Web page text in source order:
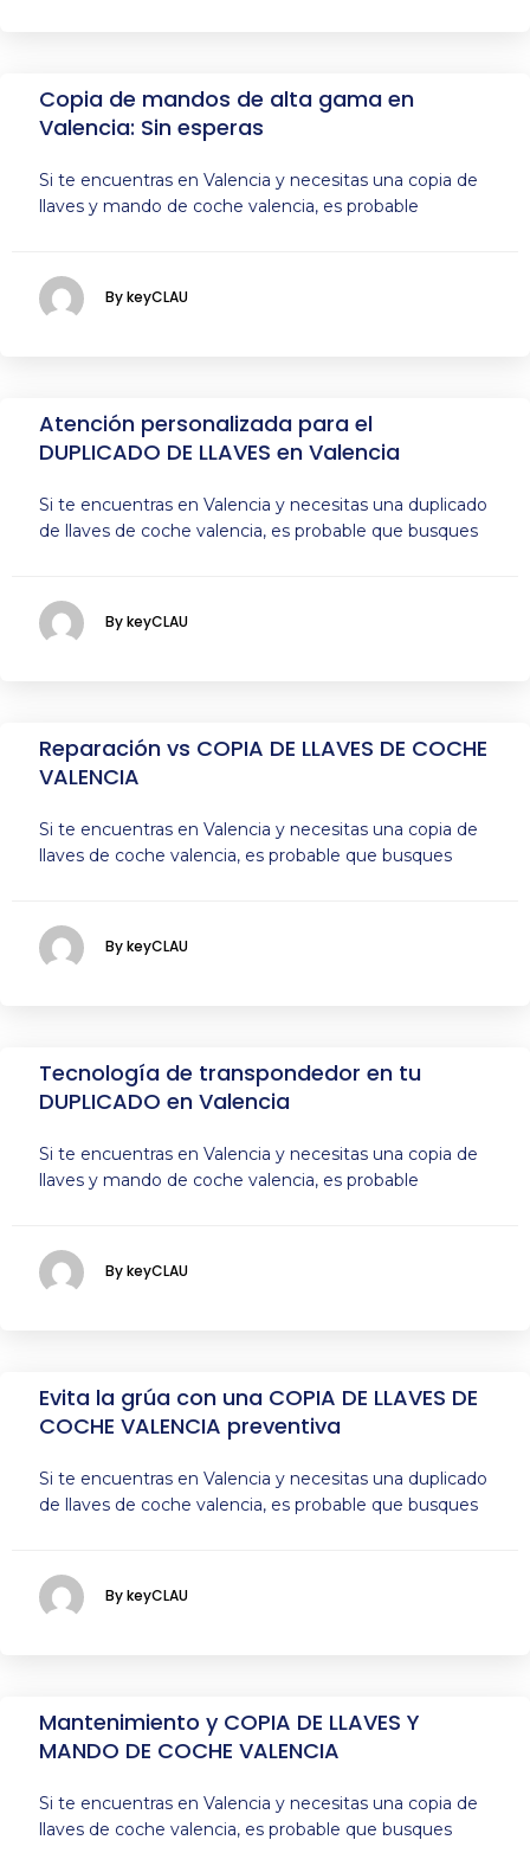
Copia de mandos de alta gama en
Valencia: Sin esperas
Si te encuentras en Valencia y necesitas una copia de
llaves y mando de coche valencia, es probable
By keyCLAU
Atención personalizada para el
DUPLICADO DE LLAVES en Valencia
Si te encuentras en Valencia y necesitas una duplicado
de llaves de coche valencia, es probable que busques
By keyCLAU
Reparación vs COPIA DE LLAVES DE COCHE
VALENCIA
Si te encuentras en Valencia y necesitas una copia de
llaves de coche valencia, es probable que busques
By keyCLAU
Tecnología de transpondedor en tu
DUPLICADO en Valencia
Si te encuentras en Valencia y necesitas una copia de
llaves y mando de coche valencia, es probable
By keyCLAU
Evita la grúa con una COPIA DE LLAVES DE
COCHE VALENCIA preventiva
Si te encuentras en Valencia y necesitas una duplicado
de llaves de coche valencia, es probable que busques
By keyCLAU
Mantenimiento y COPIA DE LLAVES Y
MANDO DE COCHE VALENCIA
Si te encuentras en Valencia y necesitas una copia de
llaves de coche valencia, es probable que busques